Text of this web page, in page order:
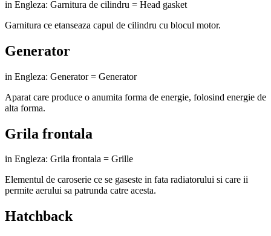
in Engleza: Garnitura de cilindru = Head gasket
Garnitura ce etanseaza capul de cilindru cu blocul motor.
Generator
in Engleza: Generator = Generator
Aparat care produce o anumita forma de energie, folosind energie de
alta forma.
Grila frontala
in Engleza: Grila frontala = Grille
Elementul de caroserie ce se gaseste in fata radiatorului si care ii
permite aerului sa patrunda catre acesta.
Hatchback